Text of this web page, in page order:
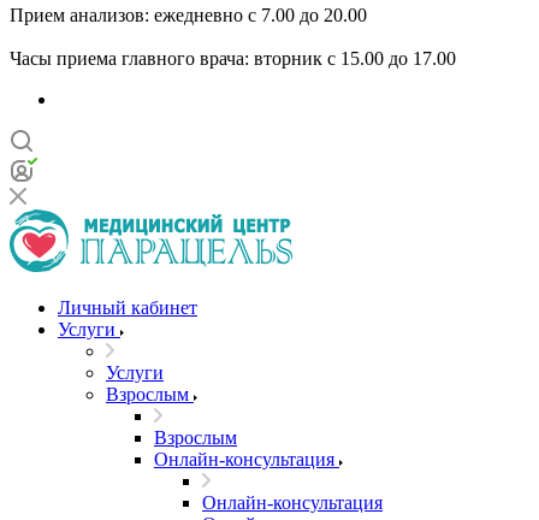
Прием анализов: ежедневно с 7.00 до 20.00
Часы приема главного врача: вторник с 15.00 до 17.00
Личный кабинет
Услуги
Услуги
Взрослым
Взрослым
Онлайн-консультация
Онлайн-консультация